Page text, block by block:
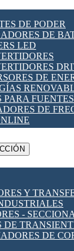
DE
IOT
WIFI
IOT
LORAWAN
RED CELULAR
REDES
(VOIP)
(CCTV)
DE PODER
DE
LED
DE
PARA FUENTES
DE
Y
-
DE
DE